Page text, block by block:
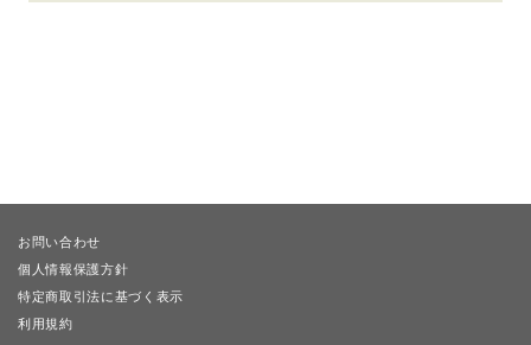
お問い合わせ
個人情報保護方針
特定商取引法に基づく表示
利用規約